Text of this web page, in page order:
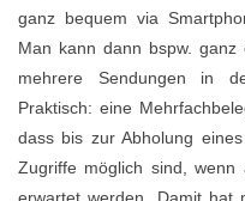
ganz bequem via
Man kann dann bspw.
mehrere Sendungen in
Praktisch: eine
dass bis zur Abholung
Zugriffe möglich sind, wenn